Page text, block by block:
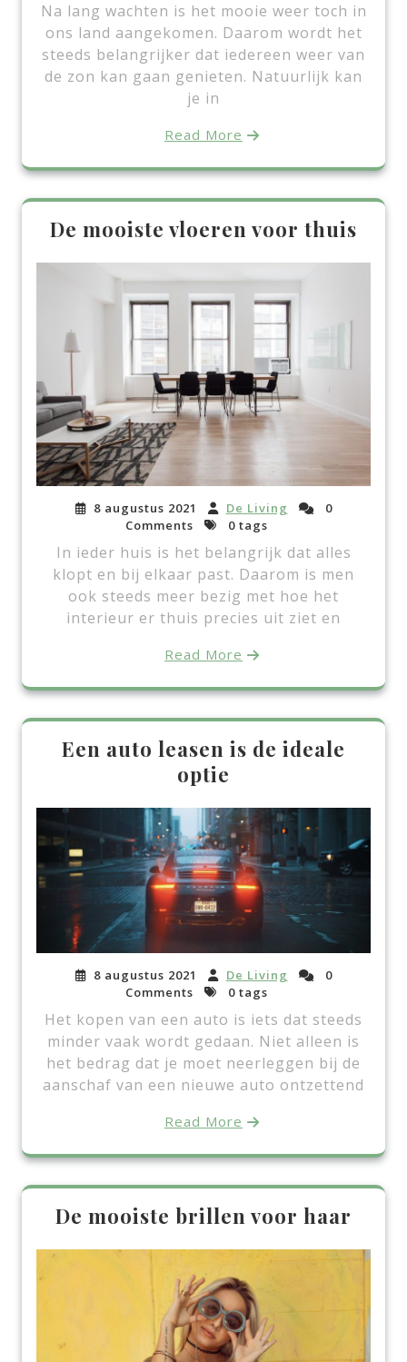
Na lang wachten is het mooie weer toch in
ons land aangekomen. Daarom wordt het
steeds belangrijker dat iedereen weer van
de zon kan gaan genieten. Natuurlijk kan
je in
Read More
De mooiste vloeren voor thuis
8 augustus 2021 De Living
0
Comments
0 tags
In ieder huis is het belangrijk dat alles
klopt en bij elkaar past. Daarom is men
ook steeds meer bezig met hoe het
interieur er thuis precies uit ziet en
Read More
Een auto leasen is de ideale
optie
8 augustus 2021 De Living
0
Comments
0 tags
Het kopen van een auto is iets dat steeds
minder vaak wordt gedaan. Niet alleen is
het bedrag dat je moet neerleggen bij de
aanschaf van een nieuwe auto ontzettend
Read More
De mooiste brillen voor haar